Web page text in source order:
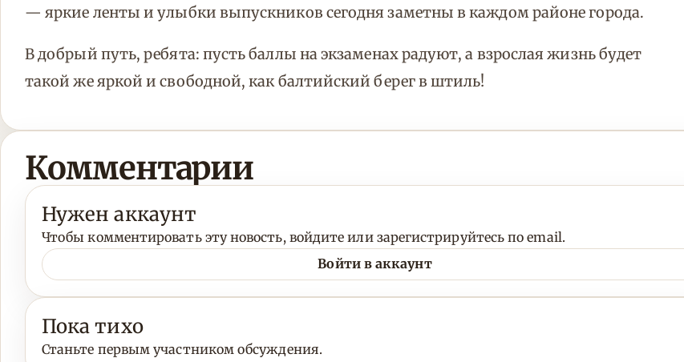
— яркие ленты и улыбки выпускников сегодня заметны в каждом районе города.
В добрый путь, ребята: пусть баллы на экзаменах радуют, а взрослая жизнь будет
такой же яркой и свободной, как балтийский берег в штиль!
Комментарии
Нужен аккаунт
Чтобы комментировать эту новость, войдите или зарегистрируйтесь по email.
Войти в аккаунт
Пока тихо
Станьте первым участником обсуждения.